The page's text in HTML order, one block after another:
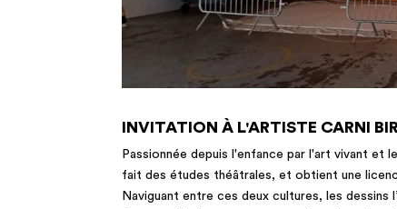
INVITATION À L'ARTISTE CARNI
Passionnée depuis l'enfance par l'art vivant et
fait des études théâtrales, et obtient une
Naviguant entre ces deux cultures, les dessins